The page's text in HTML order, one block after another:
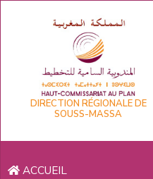
DIRECTION RÉGIONALE DE
SOUSS-MASSA
ACCUEIL